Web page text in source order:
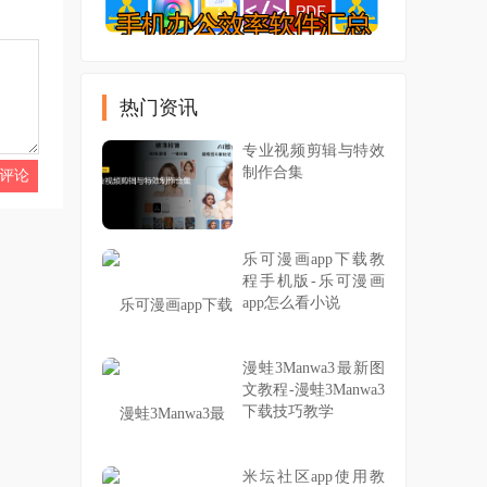
热门资讯
专业视频剪辑与特效
制作合集
乐可漫画app下载教
程手机版-乐可漫画
app怎么看小说
漫蛙3Manwa3最新图
文教程-漫蛙3Manwa3
下载技巧教学
米坛社区app使用教